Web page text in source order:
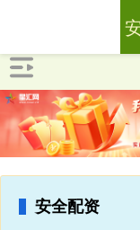
安全配资